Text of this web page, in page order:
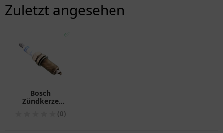
Zuletzt angesehen
✅
Bosch
Zündkerze
FR8SC+ für
Motorräder(0)